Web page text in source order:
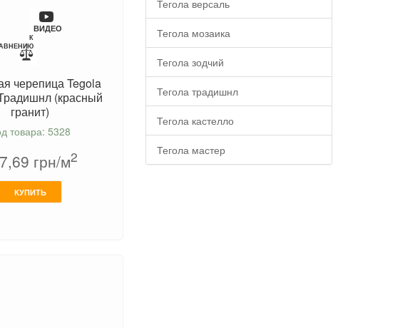
ВИДЕО
К
черепица Tegola
(красный
гранит)
товара: 5328
грн/м2
КУПИТЬ
Тегола версаль
Тегола мозаика
Тегола зодчий
Тегола традишнл
Тегола кастелло
Тегола мастер